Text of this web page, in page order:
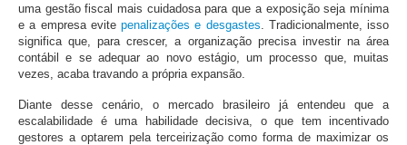
uma gestão fiscal mais cuidadosa para que a exposição seja mínima
e a empresa evite penalizações e desgastes . Tradicionalmente, isso
significa que, para crescer, a organização precisa investir na área
contábil e se adequar ao novo estágio, um processo que, muitas
vezes, acaba travando a própria expansão.
Diante desse cenário, o mercado brasileiro já entendeu que a
escalabilidade é uma habilidade decisiva, o que tem incentivado
gestores a optarem pela terceirização como forma de maximizar os